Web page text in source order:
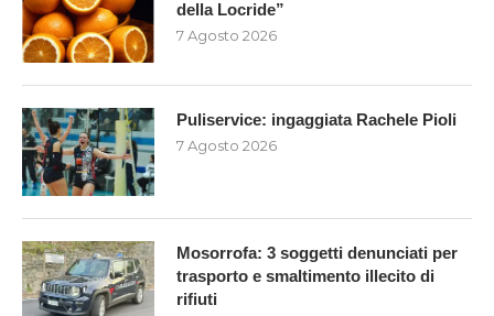
della Locride”
7 Agosto 2026
Puliservice: ingaggiata Rachele Pioli
7 Agosto 2026
Mosorrofa: 3 soggetti denunciati per
trasporto e smaltimento illecito di
rifiuti